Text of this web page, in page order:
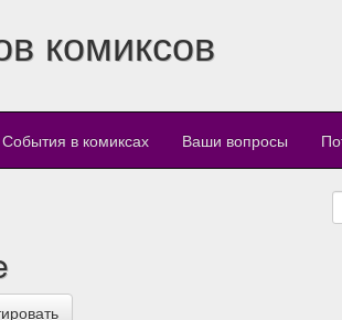
комиксов
События в комиксах Ваши вопросы